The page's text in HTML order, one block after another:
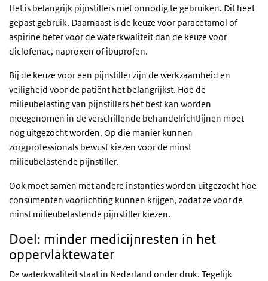
Het is belangrijk pijnstillers niet onnodig te gebruiken. Dit heet
gepast gebruik. Daarnaast is de keuze voor paracetamol of
aspirine beter voor de waterkwaliteit dan de keuze voor
diclofenac, naproxen of ibuprofen.
Bij de keuze voor een pijnstiller zijn de werkzaamheid en
veiligheid voor de patiënt het belangrijkst. Hoe de
milieubelasting van pijnstillers het best kan worden
meegenomen in de verschillende behandelrichtlijnen moet
nog uitgezocht worden. Op die manier kunnen
zorgprofessionals bewust kiezen voor de minst
milieubelastende pijnstiller.
Ook moet samen met andere instanties worden uitgezocht hoe
consumenten voorlichting kunnen krijgen, zodat ze voor de
minst milieubelastende pijnstiller kiezen.
Doel: minder medicijnresten in het
oppervlaktewater
De waterkwaliteit staat in Nederland onder druk. Tegelijk